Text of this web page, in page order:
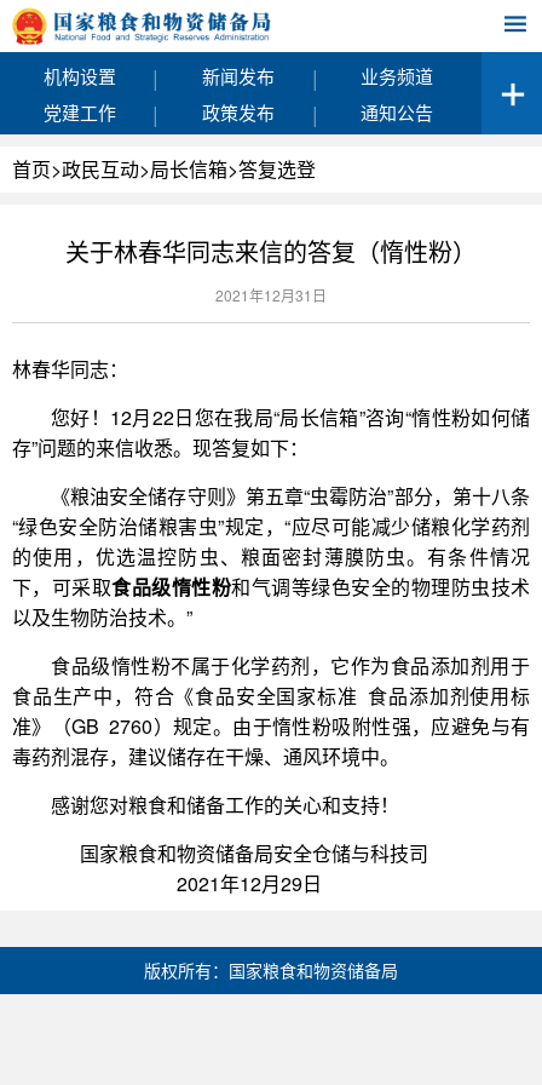
机构设置 | 新闻发布 |
业务频道
党建工作
| 政策发布 | 通知公告
首页>政民互动>局长信箱>答复选登
关于林春华同志来信的答复（惰性粉）
2021年12月31日
林春华同志：
您好！12月22日您在我局“局长信箱”咨询“惰性粉如何储
存”问题的来信收悉。现答复如下：
《粮油安全储存守则》第五章“虫霉防治”部分，第十八条
“绿色安全防治储粮害虫”规定，“应尽可能减少储粮化学药剂
的使用，优选温控防虫、粮面密封薄膜防虫。有条件情况
下，可采取食品级惰性粉和气调等绿色安全的物理防虫技术
以及生物防治技术。”
食品级惰性粉不属于化学药剂，它作为食品添加剂用于
食品生产中，符合《食品安全国家标准 食品添加剂使用标
准》（GB 2760）规定。由于惰性粉吸附性强，应避免与有
毒药剂混存，建议储存在干燥、通风环境中。
感谢您对粮食和储备工作的关心和支持！
国家粮食和物资储备局安全仓储与科技司
2021年12月29日
版权所有：国家粮食和物资储备局